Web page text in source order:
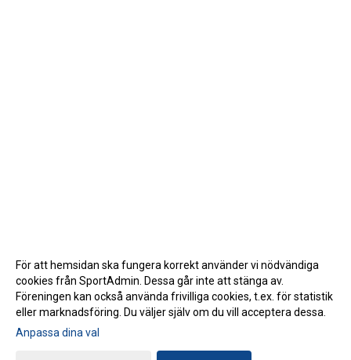
Gå till Webbversion
För att hemsidan ska fungera korrekt använder vi nödvändiga
cookies från SportAdmin. Dessa går inte att stänga av.
Föreningen kan också använda frivilliga cookies, t.ex. för statistik
eller marknadsföring. Du väljer själv om du vill acceptera dessa.
Anpassa dina val